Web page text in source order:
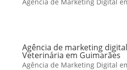
Agência de marketing
Veterinária em Guimarães
Agência de Marketing Digital